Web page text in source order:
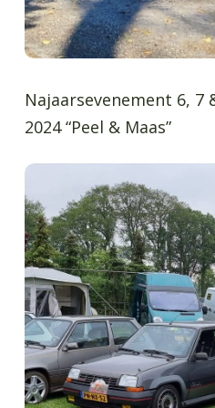
Najaarsevenement 6, 7
2024 “Peel & Maas”